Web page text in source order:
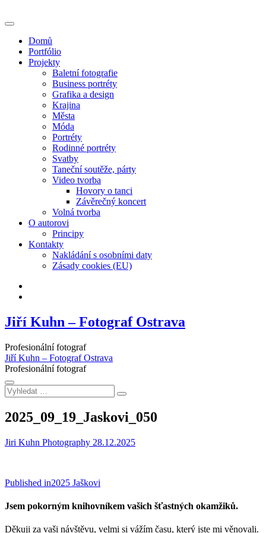
to
Domů
Portfólio
Projekty
Baletní fotografie
Business portréty
Grafika a design
Krajina
Města
Móda
Portréty
Rodinné portréty
Svatby
Taneční soutěže, párty
Video tvorba
Hovory o tanci
Závěrečný koncert
Volná tvorba
O autorovi
Principy
Kontakty
Nakládání s osobními daty
Zásady cookies (EU)
Jiří Kuhn – Fotograf Ostrava
Profesionální fotograf
Jiří Kuhn – Fotograf Ostrava
Profesionální fotograf
Vyhledat
…
2025_09_19_Jaskovi_050
Jiri Kuhn Photography 28.12.2025
Navigace
pro
Published in2025 Jaškovi
Jsem pokorným knihovníkem vašich šťastných okamžiků.
Děkuji za vaši návštěvu, velmi si vážím času, který jste mi věnovali.